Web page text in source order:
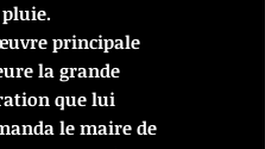
principale
la grande
que lui
le maire de